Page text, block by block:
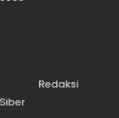
Redaksi